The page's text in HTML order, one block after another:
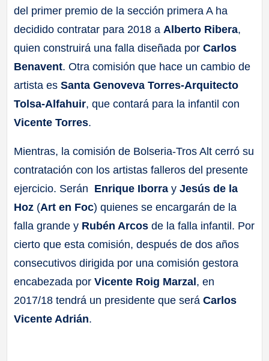
del primer premio de la sección primera A ha
decidido contratar para 2018 a Alberto Ribera,
quien construirá una falla diseñada porCarlos
Benavent. Otra comisión que hace un cambio de
artista es Santa Genoveva Torres-Arquitecto
Tolsa-Alfahuir, que contará para la infantil con
Vicente Torres.
Mientras, la comisión de Bolseria-Tros Alt cerró su
contratación con los artistas falleros del presente
ejercicio. Serán Enrique Iborra y Jesús de la
Hoz (Art en Foc) quienes se encargarán de la
falla grande y Rubén Arcos de la falla infantil. Por
cierto que esta comisión, después de dos años
consecutivos dirigida por una comisión gestora
encabezada porVicente Roig Marzal, en
2017/18 tendrá un presidente que seráCarlos
Vicente Adrián.